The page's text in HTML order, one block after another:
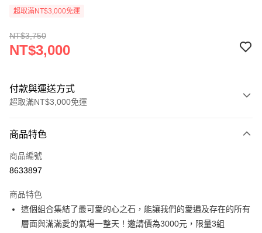
超取滿NT$3,000免運
NT$3,750
NT$3,000
付款與運送方式
超取滿NT$3,000免運
信用卡一次付款
超商取貨付款
Apple Pay
街口支付
商品特色
商品編號
8633897
商品特色
這個組合集結了最可愛的心之石，能讓我們的愛遍及存在的所有
層面與滿滿愛的氣場一整天！邀請價為3000元，限量3組